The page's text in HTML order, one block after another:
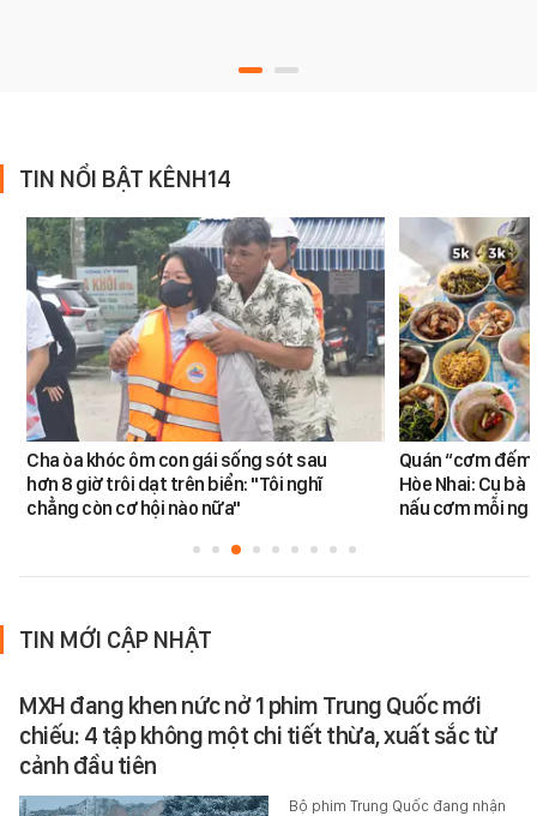
TIN NỔI BẬT KÊNH14
Cha òa khóc ôm con gái sống sót sau
hơn 8 giờ trôi dạt trên biển: "Tôi nghĩ
chẳng còn cơ hội nào nữa"
Quán “cơm
Hòe Nhai: Cụ
nấu cơm mỗi
TIN MỚI CẬP NHẬT
MXH đang khen nức nở 1 phim Trung Quốc mới
chiếu: 4 tập không một chi tiết thừa, xuất sắc từ
cảnh đầu tiên
Bộ phim Trung Quốc đang nhận